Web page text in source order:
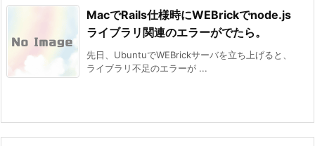
MacでRails仕様時にWEBrickでnode.js
ライブラリ関連のエラーがでたら。
先日、UbuntuでWEBrickサーバを立ち上げると、
ライブラリ不足のエラーが ...